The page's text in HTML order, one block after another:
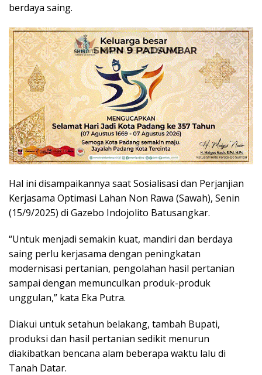
berdaya saing.
Hal ini disampaikannya saat Sosialisasi dan Perjanjian
Kerjasama Optimasi Lahan Non Rawa (Sawah), Senin
(15/9/2025) di Gazebo Indojolito Batusangkar.
“Untuk menjadi semakin kuat, mandiri dan berdaya
saing perlu kerjasama dengan peningkatan
modernisasi pertanian, pengolahan hasil pertanian
sampai dengan memunculkan produk-produk
unggulan,” kata Eka Putra.
Diakui untuk setahun belakang, tambah Bupati,
produksi dan hasil pertanian sedikit menurun
diakibatkan bencana alam beberapa waktu lalu di
Tanah Datar.